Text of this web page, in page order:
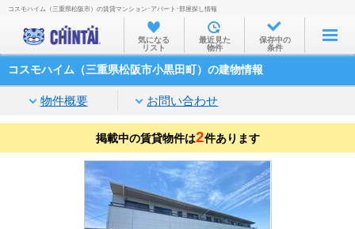
お部屋を探す
沿線・駅から
住所から
家賃相場から
通勤通学時間から
物件特集から
不動産会社から
コスモハイム（三重県松阪市）の賃貸マンション･アパート･部屋探し情報
気になる
リスト
最近見た
物件
保存中の
条件
コスモハイム（三重県松阪市小黒田町）の建物情報
物件概要 お問い合わせ
掲載中の賃貸物件は2件あります